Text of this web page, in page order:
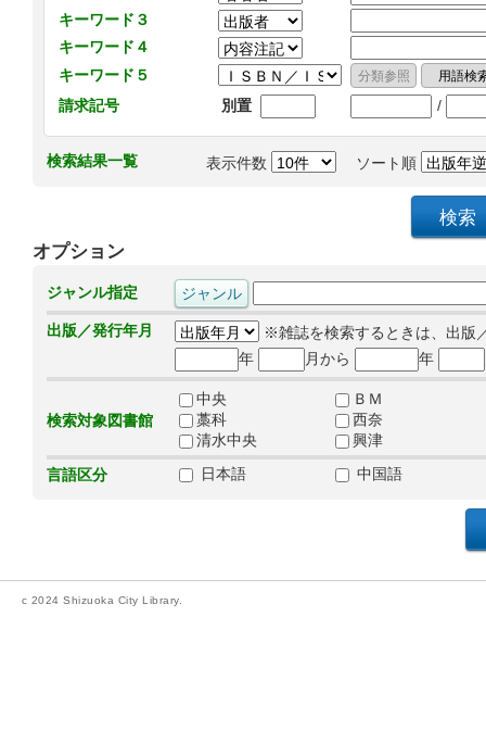
キーワード３
キーワード４
キーワード５
請求記号
別置 /
検索結果一覧 表示件数 ソート順
オプション
ジャンル指定
出版／発行年月
※雑誌を検索するときは、出版
年
月から 年
検索対象図書館
中央
ＢＭ
藁科
西奈
清水中央
興津
言語区分
日本語 中国語
c 2024 Shizuoka City Library.